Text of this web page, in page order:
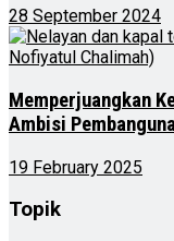
28 September 2024
Memperjuangkan
Ambisi
19 February 2025
Topik